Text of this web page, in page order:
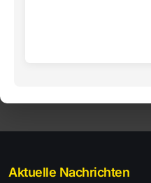
Aktuelle Nachrichten